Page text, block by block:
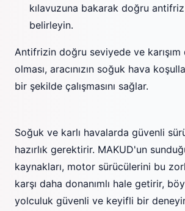
kılavuzuna bakarak doğru
belirleyin.
Antifrizin doğru seviyede ve karışım
olması, aracınızın soğuk hava
bir şekilde çalışmasını sağlar.
Soğuk ve karlı havalarda güvenli
hazırlık gerektirir. MAKUD'un
kaynakları, motor sürücülerini bu
karşı daha donanımlı hale getirir,
yolculuk güvenli ve keyifli bir